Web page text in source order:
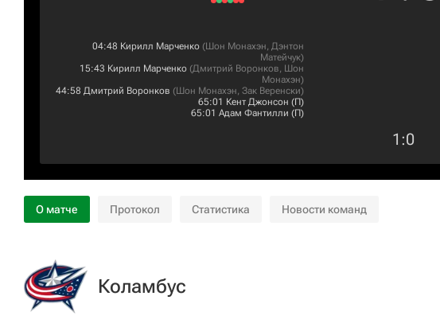
04:48 Кирилл Марченко (Шон Монахэн, Дэнтон
Матейчук)
15:43 Кирилл Марченко (Дмитрий Воронков, Шон
Монахэн)
44:58 Дмитрий Воронков (Шон Монахэн, Зак Веренски)
65:01 Кент Джонсон (П)
65:01 Адам Фантилли (П)
1 :0
О матче Протокол Статистика Новости команд
Коламбус